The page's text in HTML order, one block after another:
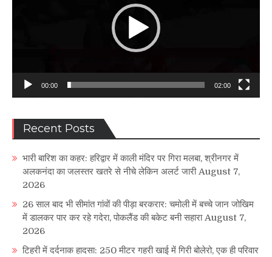
00:00 02:00
Recent Posts
भारी बारिश का कहर: हरिद्वार में काली मंदिर पर गिरा मलबा, श्रीनगर में
अलकनंदा का जलस्तर खतरे से नीचे लेकिन अलर्ट जारी August 7,
2026
26 साल बाद भी सीमांत गांवों की पीड़ा बरकरार: चमोली में बच्चे जान जोखिम
में डालकर पार कर रहे गदेरा, पोकलैंड की बकेट बनी सहारा August 7,
2026
टिहरी में दर्दनाक हादसा: 250 मीटर गहरी खाई में गिरी बोलेरो, एक ही परिवार